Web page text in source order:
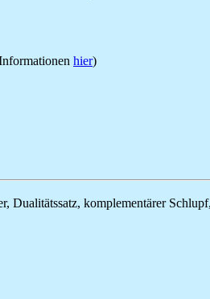
hier)
Dualitätssatz, komplementärer